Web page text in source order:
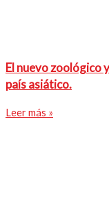
El nuevo zoológico
país asiático.
Leer más »